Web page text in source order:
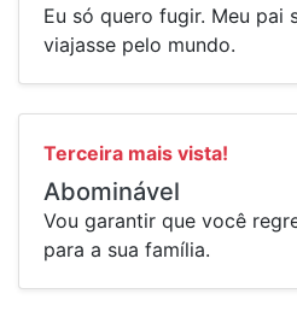
Eu só quero fugir. Meu pai
viajasse pelo mundo.
Terceira mais vista!
Abominável
Vou garantir que você
para a sua família.